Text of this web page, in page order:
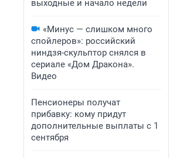
выходные и начало недели
«Минус — слишком много
спойлеров»: российский
ниндзя-скульптор снялся в
сериале «Дом Дракона».
Видео
Пенсионеры получат
прибавку: кому придут
дополнительные выплаты с 1
сентября